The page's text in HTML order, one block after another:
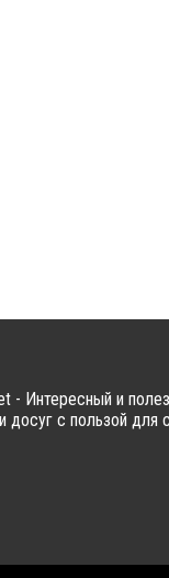
- Интересный и
досуг с пользой для